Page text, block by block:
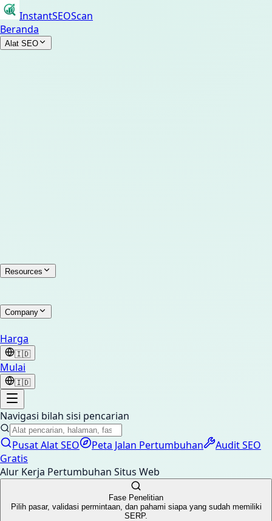
InstantSEOScan
Beranda
Alat SEO
Resources
Company
Harga
🇮🇩
Mulai
🇮🇩
Navigasi bilah sisi pencarian
Pusat Alat SEO Peta Jalan Pertumbuhan
Audit SEO
Gratis
Alur Kerja Pertumbuhan Situs Web
Fase Penelitian
Pilih pasar, validasi permintaan, dan pahami siapa yang sudah memiliki
SERP.